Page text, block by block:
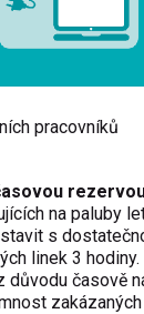
pracovníků
na paluby
s
linek 3
časově